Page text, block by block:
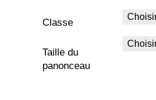
Classe
Taille du
panonceau